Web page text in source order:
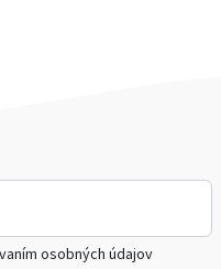
osobných údajov